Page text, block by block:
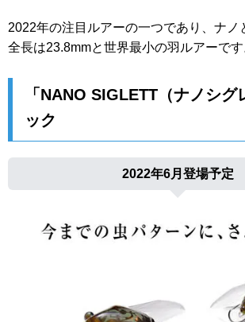
2022年の注目ルアーの一つであり、ナノ
全長は23.8mmと世界最小の羽ルアーです
「NANO SIGLETT（ナノシグ
ック
2022年6月登場予定